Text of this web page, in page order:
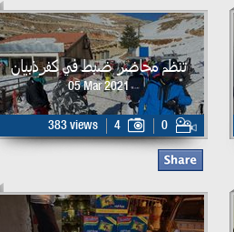
تنظم محاضر ضبط في كفرذبيان
05 Mar 2021
383 views 4 0